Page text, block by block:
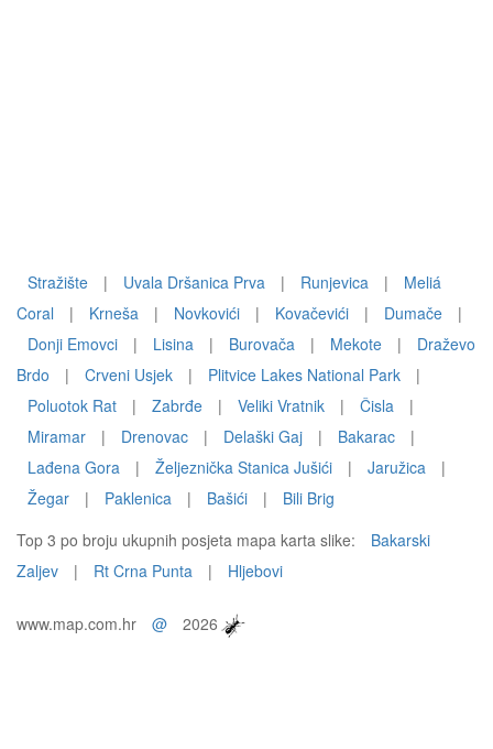
Stražište | Uvala Dršanica Prva | Runjevica |
Meliá
Coral
| Krneša | Novkovići | Kovačevići | Dumače
|
Donji Emovci
| Lisina | Burovača | Mekote |
Draževo
Brdo
| Crveni Usjek | Plitvice Lakes National Park
|
Poluotok Rat
| Zabrđe | Veliki Vratnik | Čisla
|
Miramar
| Drenovac | Delaški Gaj | Bakarac
|
Lađena Gora
| Željeznička Stanica Jušići | Jaružica
|
Žegar
| Paklenica | Bašići |
Bili Brig
Top 3 po broju ukupnih posjeta mapa karta slike:
Bakarski
Zaljev
| Rt Crna Punta | Hljebovi
www.map.com.hr @ 2026